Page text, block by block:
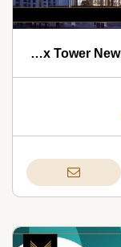
مول لينكس العاصمة الإدارية Linx Tower New Capital